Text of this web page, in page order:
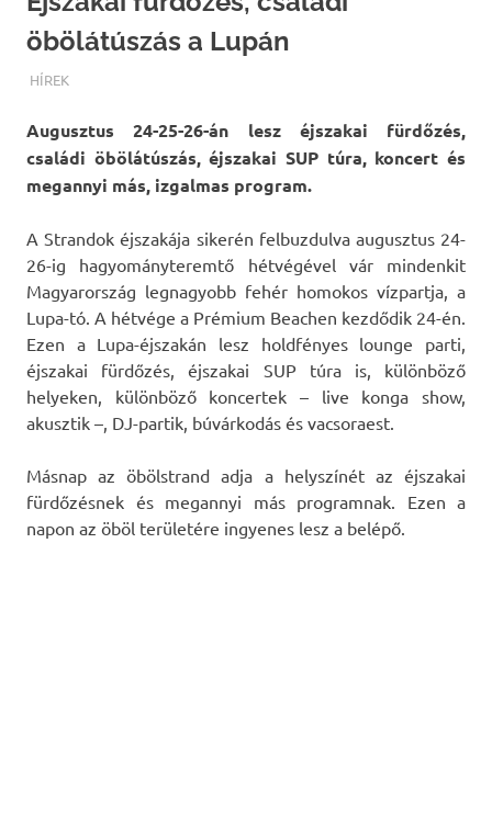
öbölátúszás a Lupán
TERMALFURDOK.COM
HÍREK
Augusztus 24-25-26-án lesz éjszakai fürdőzés,
családi öbölátúszás, éjszakai SUP túra, koncert és
megannyi más, izgalmas program.
A Strandok éjszakája sikerén felbuzdulva augusztus 24-
26-ig hagyományteremtő hétvégével vár mindenkit
Magyarország legnagyobb fehér homokos vízpartja, a
Lupa-tó. A hétvége a Prémium Beachen kezdődik 24-én.
Ezen a Lupa-éjszakán lesz holdfényes lounge parti,
éjszakai fürdőzés, éjszakai SUP túra is, különböző
helyeken, különböző koncertek – live konga show,
akusztik –, DJ-partik, búvárkodás és vacsoraest.
Másnap az öbölstrand adja a helyszínét az éjszakai
fürdőzésnek és megannyi más programnak. Ezen a
napon az öböl területére ingyenes lesz a belépő.